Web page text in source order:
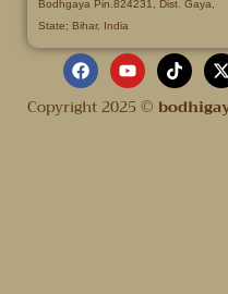
Bodhgaya Pin.824231, Dist. Gaya,
State; Bihar, India
Copyright 2025 ©